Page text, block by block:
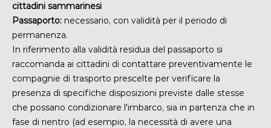
cittadini sammarinesi
Passaporto: necessario, con validità per il periodo di
permanenza.
In riferimento alla validità residua del passaporto si
raccomanda ai cittadini di contattare preventivamente le
compagnie di trasporto prescelte per verificare la
presenza di specifiche disposizioni previste dalle stesse
che possano condizionare l'imbarco, sia in partenza che in
fase di rientro (ad esempio, la necessità di avere una